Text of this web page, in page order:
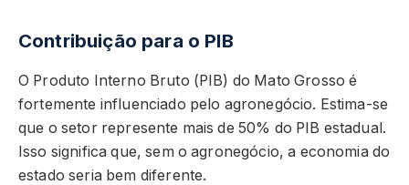
Contribuição para o PIB
O Produto Interno Bruto (PIB) do Mato Grosso é
fortemente influenciado pelo agronegócio. Estima-se
que o setor represente mais de 50% do PIB estadual.
Isso significa que, sem o agronegócio, a economia do
estado seria bem diferente.